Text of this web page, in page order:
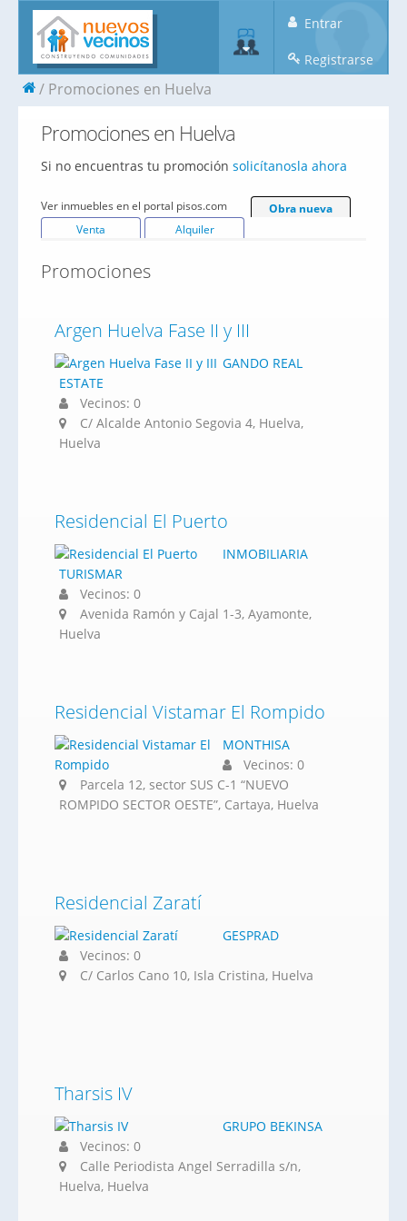
Entrar
Registrarse
Promociones en Huelva
Promociones en Huelva
Si no encuentras tu promoción solicítanosla ahora
Ver inmuebles en el portal pisos.com
Obra nueva
Venta
Alquiler
Promociones
Argen Huelva Fase II y III
GANDO REAL
ESTATE
Vecinos: 0
C/ Alcalde Antonio Segovia 4, Huelva,
Huelva
Residencial El Puerto
INMOBILIARIA
TURISMAR
Vecinos: 0
Avenida Ramón y Cajal 1-3, Ayamonte,
Huelva
Residencial Vistamar El Rompido
MONTHISA
Vecinos: 0
Parcela 12, sector SUS C-1 “NUEVO
ROMPIDO SECTOR OESTE”, Cartaya, Huelva
Residencial Zaratí
GESPRAD
Vecinos: 0
C/ Carlos Cano 10, Isla Cristina, Huelva
Tharsis IV
GRUPO BEKINSA
Vecinos: 0
Calle Periodista Angel Serradilla s/n,
Huelva, Huelva